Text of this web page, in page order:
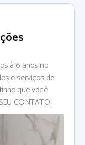
à 6 anos no
e serviços de
que você
CONTATO.